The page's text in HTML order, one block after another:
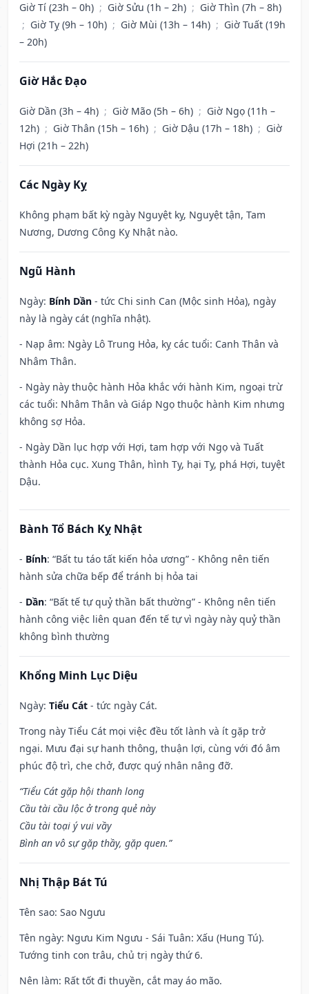
Giờ Tí (23h – 0h) ; Giờ Sửu (1h – 2h) ; Giờ Thìn (7h – 8h)
; Giờ Tỵ (9h – 10h) ; Giờ Mùi (13h – 14h) ; Giờ Tuất (19h
– 20h)
Giờ Hắc Đạo
Giờ Dần (3h – 4h) ; Giờ Mão (5h – 6h) ; Giờ Ngọ (11h –
12h) ; Giờ Thân (15h – 16h) ; Giờ Dậu (17h – 18h) ; Giờ
Hợi (21h – 22h)
Các Ngày Kỵ
Không phạm bất kỳ ngày Nguyệt kỵ, Nguyệt tận, Tam
Nương, Dương Công Kỵ Nhật nào.
Ngũ Hành
Ngày: Bính Dần - tức Chi sinh Can (Mộc sinh Hỏa), ngày
này là ngày cát (nghĩa nhật).
- Nạp âm: Ngày Lô Trung Hỏa, kỵ các tuổi: Canh Thân và
Nhâm Thân.
- Ngày này thuộc hành Hỏa khắc với hành Kim, ngoại trừ
các tuổi: Nhâm Thân và Giáp Ngọ thuộc hành Kim nhưng
không sợ Hỏa.
- Ngày Dần lục hợp với Hợi, tam hợp với Ngọ và Tuất
thành Hỏa cục. Xung Thân, hình Tỵ, hại Tỵ, phá Hợi, tuyệt
Dậu.
Bành Tổ Bách Kỵ Nhật
- Bính: “Bất tu táo tất kiến hỏa ương” - Không nên tiến
hành sửa chữa bếp để tránh bị hỏa tai
- Dần: “Bất tế tự quỷ thần bất thường” - Không nên tiến
hành công việc liên quan đến tế tự vì ngày này quỷ thần
không bình thường
Khổng Minh Lục Diệu
Ngày: Tiểu Cát - tức ngày Cát.
Trong này Tiểu Cát mọi việc đều tốt lành và ít gặp trở
ngại. Mưu đại sự hanh thông, thuận lợi, cùng với đó âm
phúc độ trì, che chở, được quý nhân nâng đỡ.
“Tiểu Cát gặp hội thanh long
Cầu tài cầu lộc ở trong quẻ này
Cầu tài toại ý vui vầy
Bình an vô sự gặp thầy, gặp quen.”
Nhị Thập Bát Tú
Tên sao: Sao Ngưu
Tên ngày: Ngưu Kim Ngưu - Sái Tuân: Xấu (Hung Tú).
Tướng tinh con trâu, chủ trị ngày thứ 6.
Nên làm: Rất tốt đi thuyền, cắt may áo mão.